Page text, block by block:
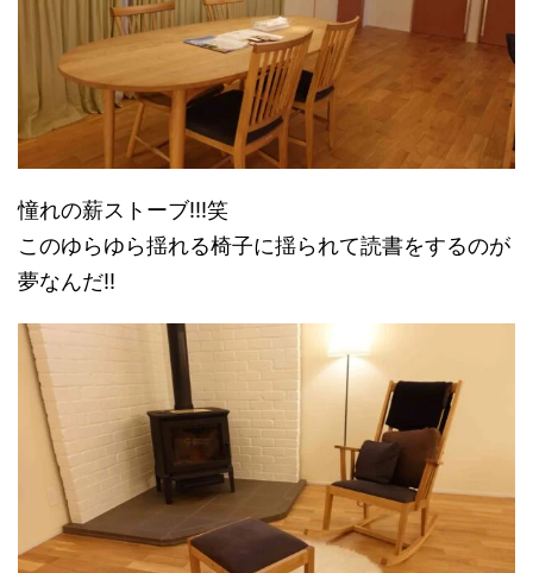
憧れの薪ストーブ!!!笑
このゆらゆら揺れる椅子に揺られて読書をするのが
夢なんだ!!